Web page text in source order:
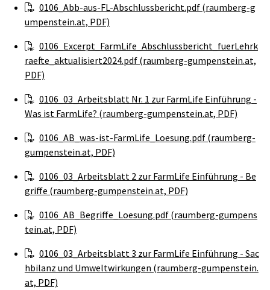
0106_Abb-aus-FL-Abschlussbericht.pdf (raumberg-g
umpenstein.at, PDF)
0106_Excerpt_FarmLife_Abschlussbericht_fuerLehrk
raefte_aktualisiert2024.pdf (raumberg-gumpenstein.at,
PDF)
0106_03_Arbeitsblatt Nr. 1 zur FarmLife Einführung -
Was ist FarmLife? (raumberg-gumpenstein.at, PDF)
0106_AB_was-ist-FarmLife_Loesung.pdf (raumberg-
gumpenstein.at, PDF)
0106_03_Arbeitsblatt 2 zur FarmLife Einführung - Be
griffe (raumberg-gumpenstein.at, PDF)
0106_AB_Begriffe_Loesung.pdf (raumberg-gumpens
tein.at, PDF)
0106_03_Arbeitsblatt 3 zur FarmLife Einführung - Sac
hbilanz und Umweltwirkungen (raumberg-gumpenstein.
at, PDF)